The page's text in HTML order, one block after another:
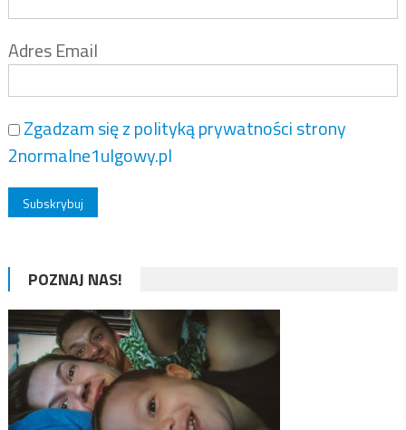
Adres Email
Zgadzam się z polityką prywatności strony
2normalne1ulgowy.pl
POZNAJ NAS!